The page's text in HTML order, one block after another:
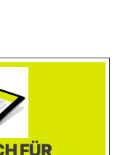
FÜR